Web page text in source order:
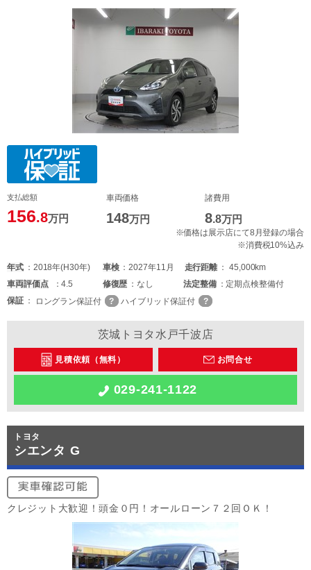
支払総額
156.8万円
車両価格
148万円
諸費用
8.8万円
※価格は展示店にて8月登録の場合
※消費税10%込み
年式 2018年(H30年) 車検 2027年11月 走行距離
45,000km
車両評価点 4.5 修復歴 なし 法定整備
定期点検整備付
保証
ロングラン保証付 ハイブリッド保証付
茨城トヨタ水戸千波店
見積依頼（無料） お問合せ
029-241-1122
トヨタ
シエンタ G
クレジット大歓迎！頭金０円！オールローン７２回ＯＫ！